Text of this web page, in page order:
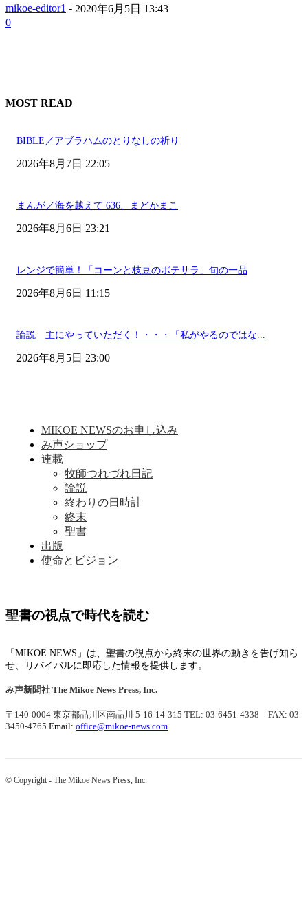
mikoe-editor1 - 2020年6月5日 13:43
0
MOST READ
BIBLE／アブラハムのとりなしの祈り
2026年8月7日 22:05
まんが／海を越えて 636、まどかまこ
2026年8月6日 23:21
レンジで簡単！「コーンと枝豆のポテサラ」旬の一品
2026年8月6日 11:15
論説 主にやっていただく！・・・「私がやるのではな...
2026年8月5日 23:00
MIKOE NEWSのお申し込み
み声ショップ
連載
牧師つれづれ日記
論説
終わりの日時計
終末
聖書
出版
使命とビジョン
聖書の視点で時代を読む
「MIKOE NEWS」は、聖書の視点から終末の世界の動きを告げ知ら
せ、リバイバルに即応した情報を提供します。
み声新聞社 The Mikoe News Press, Inc.
〒140-0004 東京都品川区南品川 5-16-14-315 TEL: 03-6451-4338 FAX: 03-
3450-4765 Email: office@mikoe-news.com
© Copyright - The Mikoe News Press, Inc.